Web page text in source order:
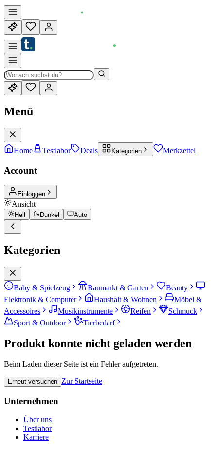
Menü
Home Testlabor Deals Kategorien Merkzettel
Account
Einloggen
Ansicht
Hell Dunkel Auto
Kategorien
Baby & Spielzeug Baumarkt & Garten
Beauty
Elektronik & Computer
Haushalt & Wohnen
Möbel &
Accessoires
Musikinstrumente Reifen
Schmuck
Sport & Outdoor
Tierbedarf
Produkt konnte nicht geladen werden
Beim Laden dieser Seite ist ein Fehler aufgetreten.
Erneut versuchen Zur Startseite
Unternehmen
Über uns
Testlabor
Karriere